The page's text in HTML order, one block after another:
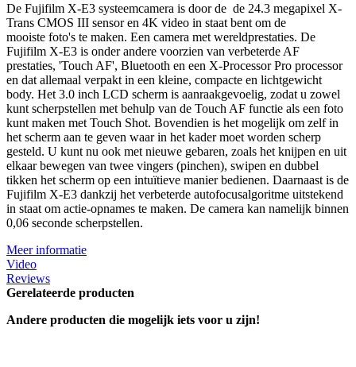
De Fujifilm X-E3 systeemcamera is door de de 24.3 megapixel X-
Trans CMOS III sensor en 4K video in staat bent om de
mooiste foto's te maken. Een camera met wereldprestaties. De
Fujifilm X-E3 is onder andere voorzien van verbeterde AF
prestaties, 'Touch AF', Bluetooth en een X-Processor Pro processor
en dat allemaal verpakt in een kleine, compacte en lichtgewicht
body. Het 3.0 inch LCD scherm is aanraakgevoelig, zodat u zowel
kunt scherpstellen met behulp van de Touch AF functie als een foto
kunt maken met Touch Shot. Bovendien is het mogelijk om zelf in
het scherm aan te geven waar in het kader moet worden scherp
gesteld. U kunt nu ook met nieuwe gebaren, zoals het knijpen en uit
elkaar bewegen van twee vingers (pinchen), swipen en dubbel
tikken het scherm op een intuïtieve manier bedienen. Daarnaast is de
Fujifilm X-E3 dankzij het verbeterde autofocusalgoritme uitstekend
in staat om actie-opnames te maken. De camera kan namelijk binnen
0,06 seconde scherpstellen.
Meer informatie
Video
Reviews
Gerelateerde producten
Andere producten die mogelijk iets voor u zijn!